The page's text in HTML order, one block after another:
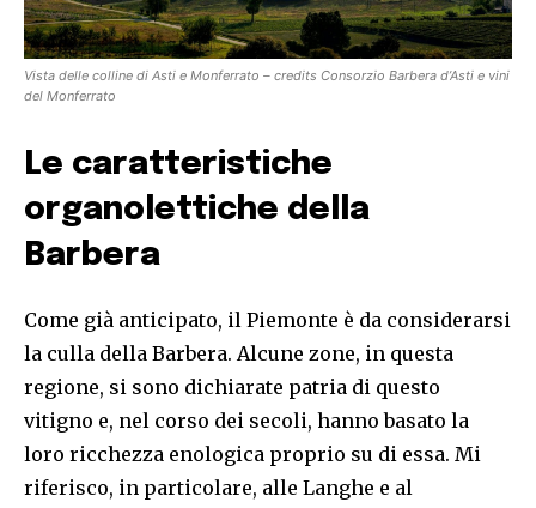
Vista delle colline di Asti e Monferrato – credits Consorzio Barbera d’Asti e vini
del Monferrato
Le caratteristiche
organolettiche della
Barbera
Come già anticipato, il Piemonte è da considerarsi
la culla della Barbera. Alcune zone, in questa
regione, si sono dichiarate patria di questo
vitigno e, nel corso dei secoli, hanno basato la
loro ricchezza enologica proprio su di essa. Mi
riferisco, in particolare, alle Langhe e al